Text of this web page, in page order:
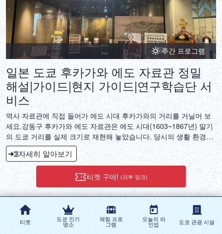
티켓 도쿄 인기
명소
체험 프로
그램
오늘의 라
인업 도쿄 관광 시설
주간 프로그램
일본 도쿄 후카가와 에도 자료관 정밀
해설|가이드|현지 가이드|연구학습단 서
비스
역사 자료관에 직접 들어가 에도 시대 후카가와의 거리를 거닐어 보
세요.강동구 후카가와 에도 자료관은 에도 시대(1603~1867년) 말기
의 도쿄 거리를 실제 크기로 재현해 놓았습니다. 당시의 생활 환경을
재현하기 위해 주택부터 생활용품까지 세밀하게 복원되었습니다. 자
료관 내부의 조명은 시간에 따라 변화합니다.
자세히 알아보기
티켓 구매! (외부 링크)
1 3 5